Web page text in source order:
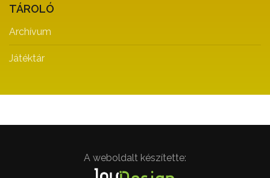
TÁROLÓ
Archívum
Játéktár
A weboldalt készítette: